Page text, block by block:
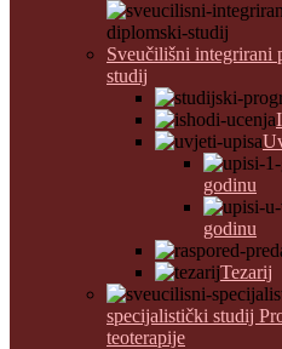
Sveučilišni integrirani
studij
godinu
godinu
Tezarij
specijalistički studij
teoterapije